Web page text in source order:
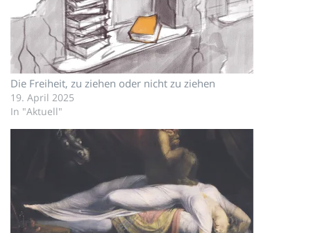
Die Freiheit, zu ziehen oder nicht zu ziehen
19. April 2025
In "Aktuell"